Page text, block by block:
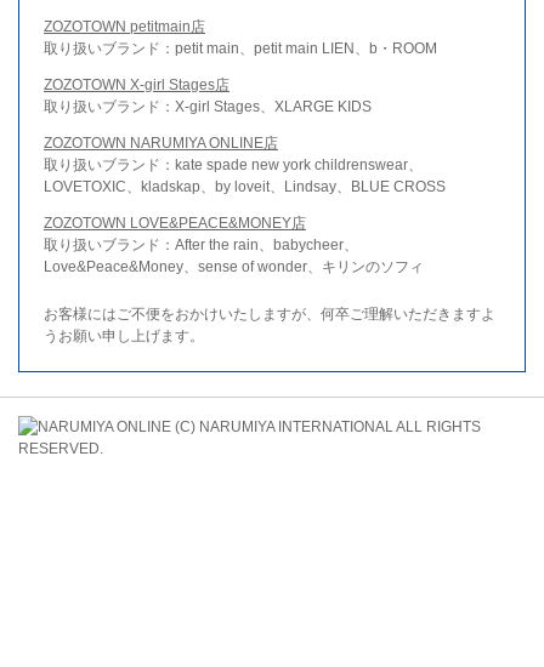
ZOZOTOWN petitmain店
取り扱いブランド：petit main、petit main LIEN、b・ROOM
ZOZOTOWN X-girl Stages店
取り扱いブランド：X-girl Stages、XLARGE KIDS
ZOZOTOWN NARUMIYA ONLINE店
取り扱いブランド：kate spade new york childrenswear、
LOVETOXIC、kladskap、by loveit、Lindsay、BLUE CROSS
ZOZOTOWN LOVE&PEACE&MONEY店
取り扱いブランド：After the rain、babycheer、
Love&Peace&Money、sense of wonder、キリンのソフィ
お客様にはご不便をおかけいたしますが、何卒ご理解いただきますよ
うお願い申し上げます。